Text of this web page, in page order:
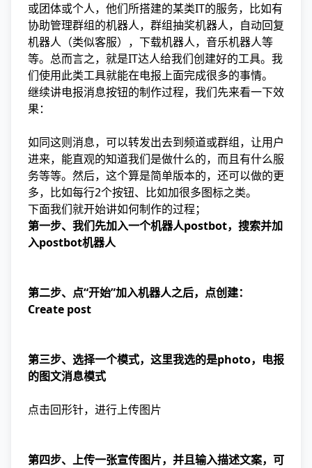
或团体或个人，他们所搭建的某类IT的服务，比如有
协助管理群组的机器人，群组抽奖机器人，自动回复
机器人（类似客服），下载机器人，音乐机器人等
等。总而言之，就是IT达人给我们创建好的工具。我
们使用此类工具就能在电报上面完成很多的事情。
继续讲电报消息按钮的制作过程，我们先来看一下效
果：
如同这则消息，可以转发出去到频道或群组，让用户
进来，能直观的知道我们是做什么的，而且有什么服
务等等。然后，这个算是简单版本的，还可以做的更
多，比如每行2个按钮、比如加很多图标之类。
下面我们就开始讲如何制作的过程；
第一步、我们先加入一个机器人postbot，搜索并加
入postbot机器人
第二步、点“开始”加入机器人之后，点创建：
Create post
第三步、选择一个模式，这里我选的是photo，电报
的图文消息模式
点击回形针，进行上传图片
第四步、上传一张宣传图片，并且输入描述文案，可